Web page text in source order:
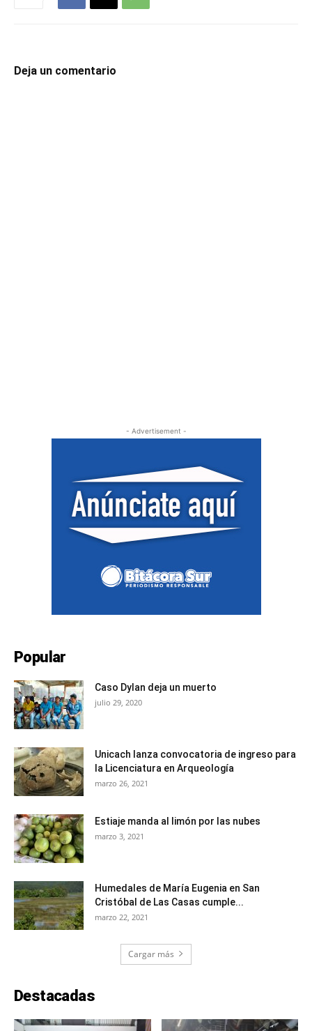
Deja un comentario
- Advertisement -
Popular
Caso Dylan deja un muerto
julio 29, 2020
Unicach lanza convocatoria de ingreso para
la Licenciatura en Arqueología
marzo 26, 2021
Estiaje manda al limón por las nubes
marzo 3, 2021
Humedales de María Eugenia en San
Cristóbal de Las Casas cumple...
marzo 22, 2021
Cargar más
Destacadas